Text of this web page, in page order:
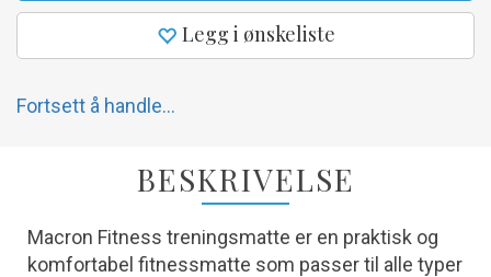
Legg i ønskeliste
Fortsett å handle...
BESKRIVELSE
Macron Fitness treningsmatte er en praktisk og
komfortabel fitnessmatte som passer til alle typer